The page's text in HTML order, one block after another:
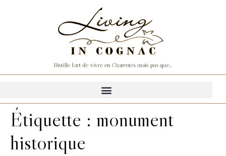
Étiquette : monument
historique